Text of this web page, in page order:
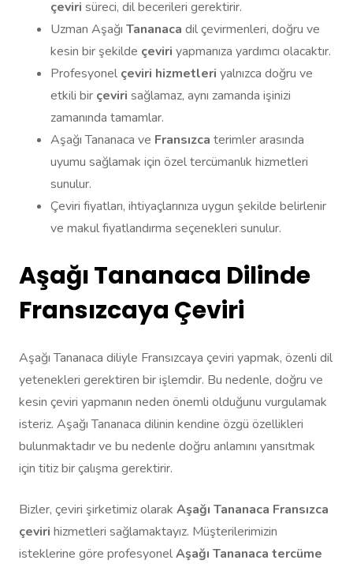
çeviri süreci, dil becerileri gerektirir.
Uzman Aşağı Tananaca dil çevirmenleri, doğru ve
kesin bir şekilde çeviri yapmanıza yardımcı olacaktır.
Profesyonel çeviri hizmetleri yalnızca doğru ve
etkili bir çeviri sağlamaz, aynı zamanda işinizi
zamanında tamamlar.
Aşağı Tananaca ve Fransızca terimler arasında
uyumu sağlamak için özel tercümanlık hizmetleri
sunulur.
Çeviri fiyatları, ihtiyaçlarınıza uygun şekilde belirlenir
ve makul fiyatlandırma seçenekleri sunulur.
Aşağı Tananaca Dilinde
Fransızcaya Çeviri
Aşağı Tananaca diliyle Fransızcaya çeviri yapmak, özenli dil
yetenekleri gerektiren bir işlemdir. Bu nedenle, doğru ve
kesin çeviri yapmanın neden önemli olduğunu vurgulamak
isteriz. Aşağı Tananaca dilinin kendine özgü özellikleri
bulunmaktadır ve bu nedenle doğru anlamını yansıtmak
için titiz bir çalışma gerektirir.
Bizler, çeviri şirketimiz olarak Aşağı Tananaca Fransızca
çeviri hizmetleri sağlamaktayız. Müşterilerimizin
isteklerine göre profesyonelAşağı Tananaca tercüme